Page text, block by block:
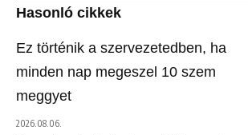
Hasonló cikkek
Ez történik a szervezetedben, ha
minden nap megeszel 10 szem
meggyet
2026.08.06.